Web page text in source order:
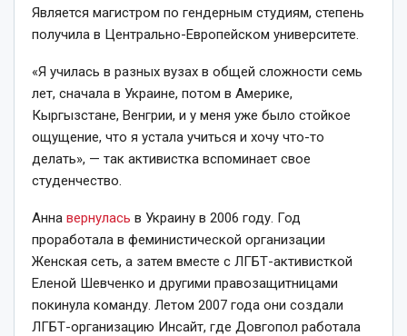
Является магистром по гендерным студиям, степень
получила в Центрально-Европейском университете.
«Я училась в разных вузах в общей сложности семь
лет, сначала в Украине, потом в Америке,
Кыргызстане, Венгрии, и у меня уже было стойкое
ощущение, что я устала учиться и хочу что-то
делать», — так активистка вспоминает свое
студенчество.
Анна вернулась в Украину в 2006 году. Год
проработала в феминистической организации
Женская сеть, а затем вместе с ЛГБТ-активисткой
Еленой Шевченко и другими правозащитницами
покинула команду. Летом 2007 года они создали
ЛГБТ-организацию Инсайт, где Довгопол работала